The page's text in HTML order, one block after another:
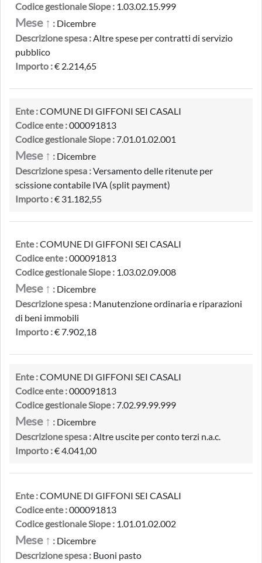
Codice gestionale Siope : 1.03.02.15.999
Mese ↑ : Dicembre
Descrizione spesa :Altre spese per contratti di servizio
pubblico
Importo :€ 2.214,65
Ente :COMUNE DI GIFFONI SEI CASALI
Codice ente :000091813
Codice gestionale Siope :7.01.01.02.001
Mese ↑ : Dicembre
Descrizione spesa :Versamento delle ritenute per
scissione contabile IVA (split payment)
Importo :€ 31.182,55
Ente :COMUNE DI GIFFONI SEI CASALI
Codice ente :000091813
Codice gestionale Siope : 1.03.02.09.008
Mese ↑ : Dicembre
Descrizione spesa : Manutenzione ordinaria e riparazioni
di beni immobili
Importo :€ 7.902,18
Ente :COMUNE DI GIFFONI SEI CASALI
Codice ente :000091813
Codice gestionale Siope :7.02.99.99.999
Mese ↑ : Dicembre
Descrizione spesa :Altre uscite per conto terzi n.a.c.
Importo :€ 4.041,00
Ente :COMUNE DI GIFFONI SEI CASALI
Codice ente :000091813
Codice gestionale Siope : 1.01.01.02.002
Mese ↑ : Dicembre
Descrizione spesa : Buoni pasto